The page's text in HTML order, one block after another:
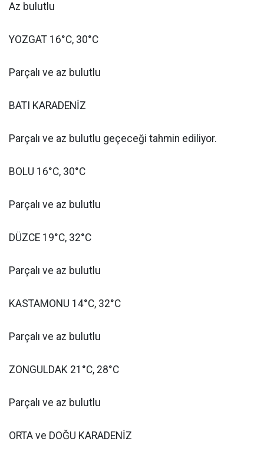
Az bulutlu
YOZGAT 16°C, 30°C
Parçalı ve az bulutlu
BATI KARADENİZ
Parçalı ve az bulutlu geçeceği tahmin ediliyor.
BOLU 16°C, 30°C
Parçalı ve az bulutlu
DÜZCE 19°C, 32°C
Parçalı ve az bulutlu
KASTAMONU 14°C, 32°C
Parçalı ve az bulutlu
ZONGULDAK 21°C, 28°C
Parçalı ve az bulutlu
ORTA ve DOĞU KARADENİZ